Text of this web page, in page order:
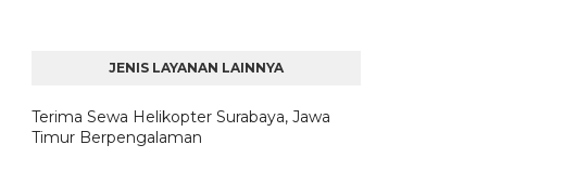
JENIS LAYANAN LAINNYA
Terima Sewa Helikopter Surabaya, Jawa
Timur Berpengalaman